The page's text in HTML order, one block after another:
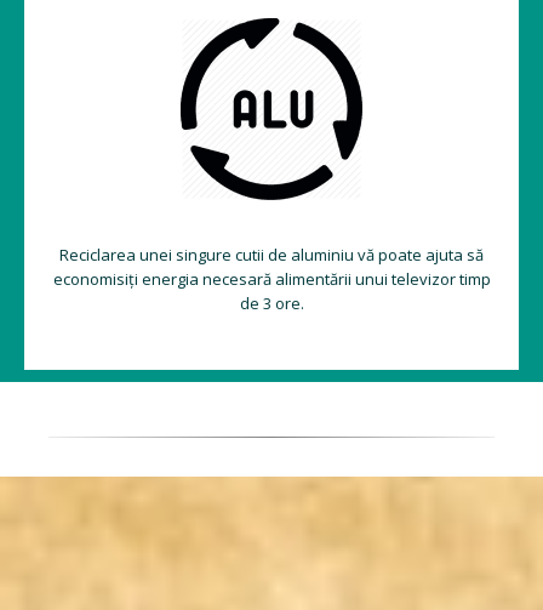
Reciclarea unei singure cutii de aluminiu vă poate ajuta să
economisiți energia necesară alimentării unui televizor timp
de 3 ore.